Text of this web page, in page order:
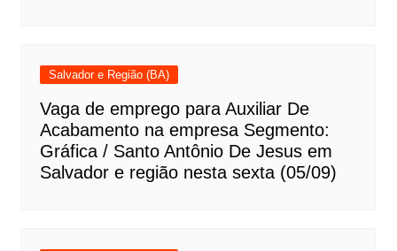
Salvador e Região (BA)
Vaga de emprego para Auxiliar De
Acabamento na empresa Segmento:
Gráfica / Santo Antônio De Jesus em
Salvador e região nesta sexta (05/09)